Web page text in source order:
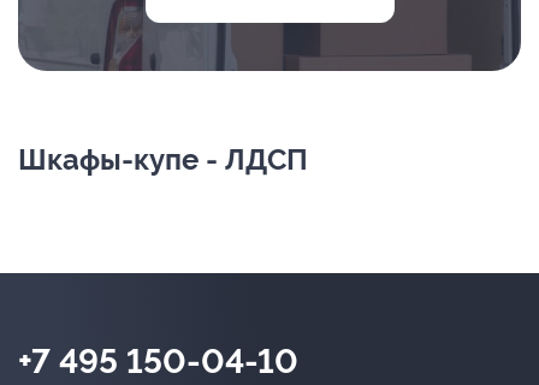
Шкафы-купе - ЛДСП
+7 495 150-04-10